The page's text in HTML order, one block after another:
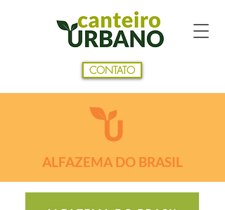
CONTATO
ALFAZEMA DO BRASIL